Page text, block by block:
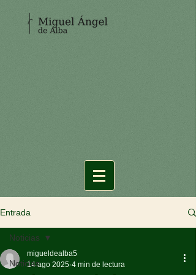
Entrada
Noticias
Noticias
migueldealba5
14 ago 2025 4 min de lectura